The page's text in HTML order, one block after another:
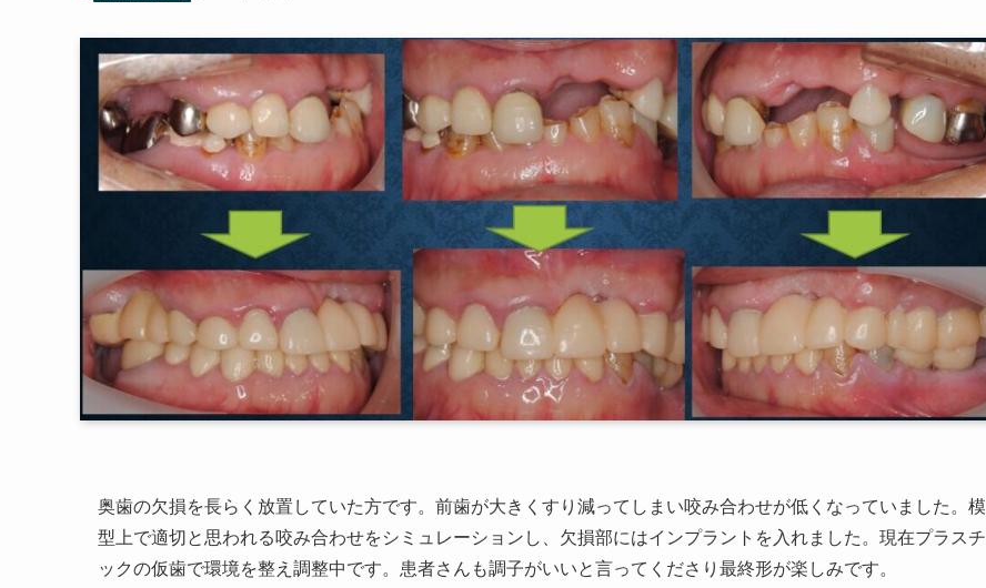
奥歯の欠損を長らく放置していた方です。前歯が大きくすり減ってしまい咬み合わせが低くなっていました。模
型上で適切と思われる咬み合わせをシミュレーションし、欠損部にはインプラントを入れました。現在プラスチ
ックの仮歯で環境を整え調整中です。患者さんも調子がいいと言ってくださり最終形が楽しみです。